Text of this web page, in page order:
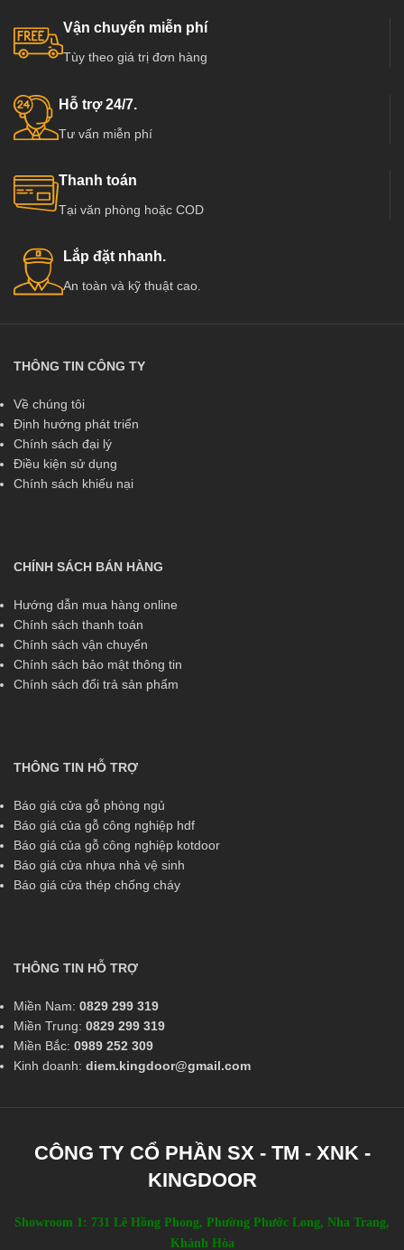
Vận chuyển miễn phí
Tùy theo giá trị đơn hàng
Hỗ trợ 24/7.
Tư vấn miễn phí
Thanh toán
Tại văn phòng hoặc COD
Lắp đặt nhanh.
An toàn và kỹ thuật cao.
THÔNG TIN CÔNG TY
Về chúng tôi
Định hướng phát triển
Chính sách đại lý
Điều kiện sử dụng
Chính sách khiếu nại
CHÍNH SÁCH BÁN HÀNG
Hướng dẫn mua hàng online
Chính sách thanh toán
Chính sách vận chuyển
Chính sách bảo mật thông tin
Chính sách đổi trả sản phẩm
THÔNG TIN HỖ TRỢ
Báo giá cửa gỗ phòng ngủ
Báo giá của gỗ công nghiệp hdf
Báo giá của gỗ công nghiệp kotdoor
Báo giá cửa nhựa nhà vệ sinh
Báo giá cửa thép chống cháy
THÔNG TIN HỖ TRỢ
Miền Nam: 0829 299 319
Miền Trung: 0829 299 319
Miền Bắc: 0989 252 309
Kinh doanh: diem.kingdoor@gmail.com
CÔNG TY CỔ PHẦN SX - TM - XNK -
KINGDOOR
Showroom 1: 731 Lê Hồng Phong, Phường Phước Long, Nha Trang,
Khánh Hòa